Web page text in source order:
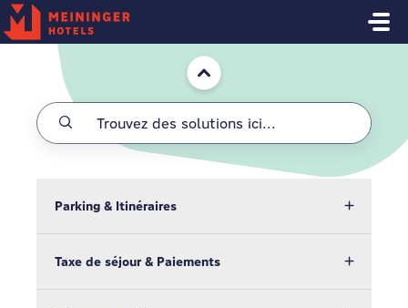
Passer au contenu principal
Accueil
Parking & Itinéraires
Taxe de séjour & Paiements